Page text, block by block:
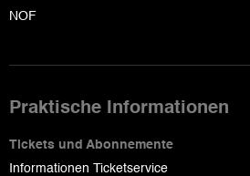
NOF
Praktische Informationen
Tickets und Abonnemente
Informationen Ticketservice